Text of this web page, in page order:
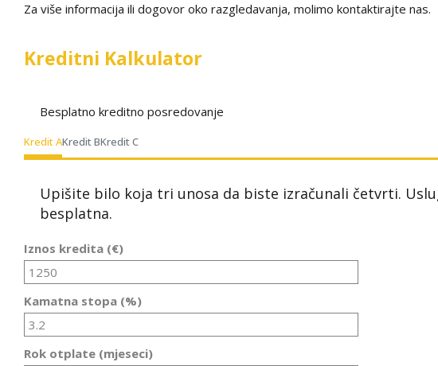
Za više informacija ili dogovor oko razgledavanja, molimo kontaktirajte nas.
Kreditni Kalkulator
Besplatno kreditno posredovanje
Kredit AKredit BKredit C
Upišite bilo koja tri unosa da biste izračunali četvrti.
besplatna.
Iznos kredita (€)
Kamatna stopa (%)
Rok otplate (mjeseci)